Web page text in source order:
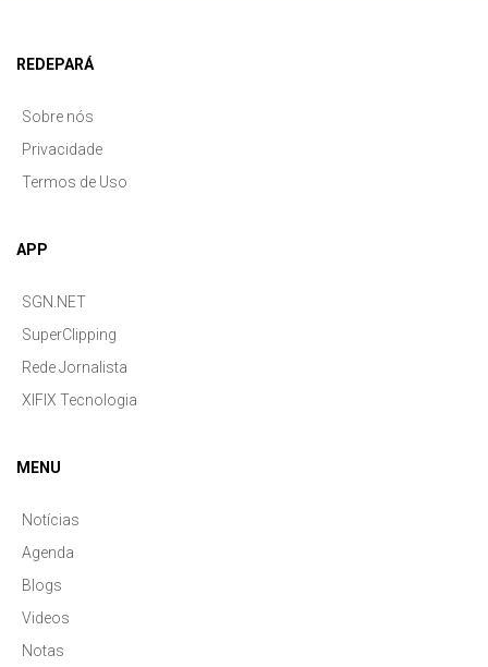
REDEPARÁ
Sobre nós
Privacidade
Termos de Uso
APP
SGN.NET
SuperClipping
Rede Jornalista
XIFIX Tecnologia
MENU
Notícias
Agenda
Blogs
Videos
Notas